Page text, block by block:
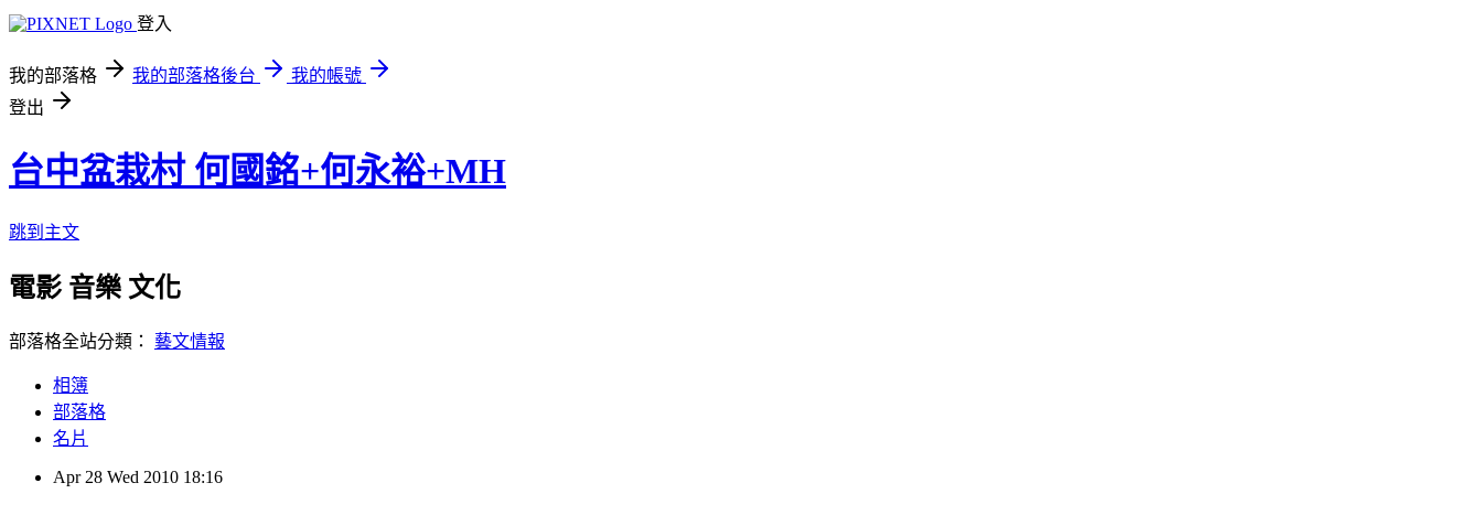
登入
我的部落格 我的部落格後台
我的帳號
登出
台中盆栽村 何國銘+何永裕+MH
跳到主文
電影 音樂 文化
部落格全站分類： 藝文情報
相簿
部落格
名片
Apr 28 Wed 2010 18:16